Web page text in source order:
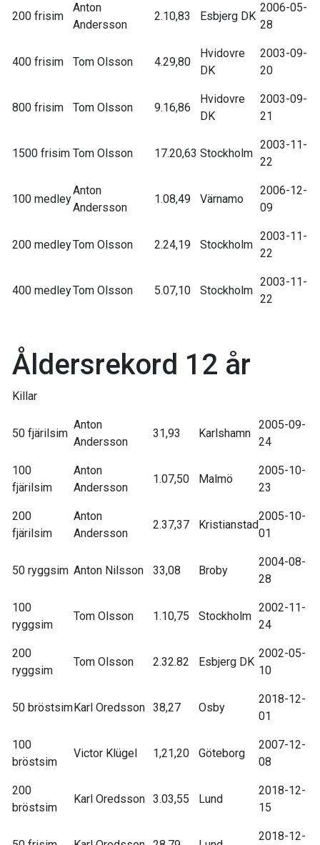
200 frisim
Anton
Andersson
2.10,83 Esbjerg DK
2006-05-
28
400 frisim Tom Olsson 4.29,80
Hvidovre
DK
2003-09-
20
800 frisim Tom Olsson 9.16,86
Hvidovre
DK
2003-09-
21
1500 frisim Tom Olsson 17.20,63 Stockholm
2003-11-
22
100 medley
Anton
Andersson
1.08,49 Värnamo
2006-12-
09
200 medleyTom Olsson 2.24,19 Stockholm
2003-11-
22
400 medleyTom Olsson 5.07,10 Stockholm
2003-11-
22
Åldersrekord 12 år
Killar
50 fjärilsim
Anton
Andersson
31,93 Karlshamn
2005-09-
24
100
fjärilsim
Anton
Andersson
1.07,50 Malmö
2005-10-
23
200
fjärilsim
Anton
Andersson
2.37,37 Kristianstad
2005-10-
01
50 ryggsim Anton Nilsson 33,08 Broby
2004-08-
28
100
ryggsim
Tom Olsson 1.10,75 Stockholm
2002-11-
24
200
ryggsim
Tom Olsson 2.32.82 Esbjerg DK
2002-05-
10
50 bröstsimKarl Oredsson 38,27 Osby
2018-12-
01
100
bröstsim
Victor Klügel 1,21,20 Göteborg
2007-12-
08
200
bröstsim
Karl Oredsson 3.03,55 Lund
2018-12-
15
2018-12-